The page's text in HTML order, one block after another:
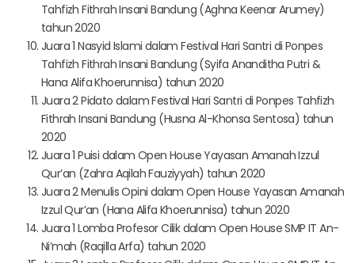
Tahfizh Fithrah Insani Bandung (Aghna Keenar Arumey)
tahun 2020
Juara 1 Nasyid Islami dalam Festival Hari Santri di Ponpes
Tahfizh Fithrah Insani Bandung (Syifa Ananditha Putri &
Hana Alifa Khoerunnisa) tahun 2020
Juara 2 Pidato dalam Festival Hari Santri di Ponpes Tahfizh
Fithrah Insani Bandung (Husna Al-Khonsa Sentosa) tahun
2020
Juara 1 Puisi dalam Open House Yayasan Amanah Izzul
Qur’an (Zahra Aqilah Fauziyyah) tahun 2020
Juara 2 Menulis Opini dalam Open House Yayasan Amanah
Izzul Qur’an (Hana Alifa Khoerunnisa) tahun 2020
Juara 1 Lomba Profesor Cilik dalam Open House SMP IT An-
Ni’mah (Raqilla Arfa) tahun 2020